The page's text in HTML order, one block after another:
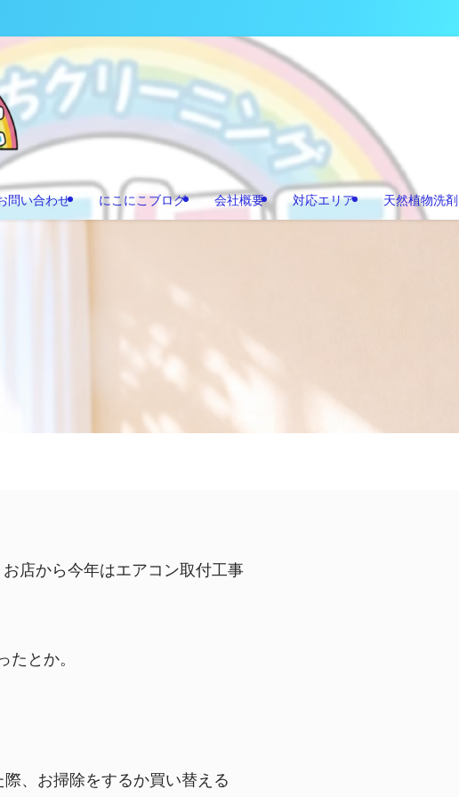
問い合わせ にこにこブログ 会社概要 対応エリア 天然植物洗
店から今年はエアコン取付工事
とか。
、お掃除をするか買い替える